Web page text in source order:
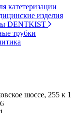
катетеризации
изделия
DENTKIST
трубки
шоссе, 255 к 1